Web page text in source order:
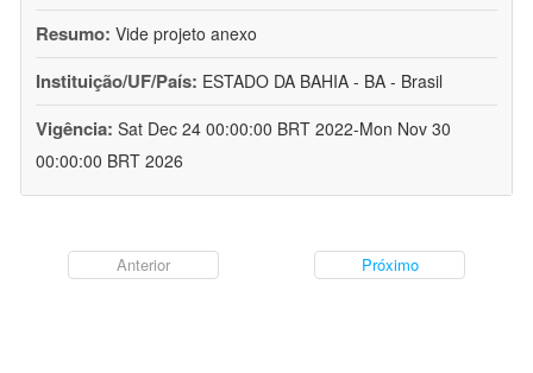
Resumo: Vide projeto anexo
Instituição/UF/País: ESTADO DA BAHIA - BA - Brasil
Vigência: Sat Dec 24 00:00:00 BRT 2022-Mon Nov 30
00:00:00 BRT 2026
Anterior Próximo